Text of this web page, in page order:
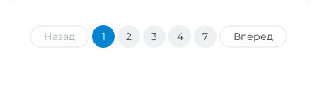
Назад 1 2 3 4 7 Вперед